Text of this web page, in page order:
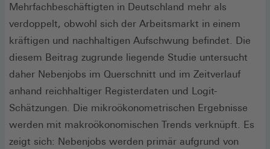
Mehrfachbeschäftigten in Deutschland mehr als
verdoppelt, obwohl sich der Arbeitsmarkt in einem
kräftigen und nachhaltigen Aufschwung befindet. Die
diesem Beitrag zugrunde liegende Studie untersucht
daher Nebenjobs im Querschnitt und im Zeitverlauf
anhand reichhaltiger Registerdaten und Logit-
Schätzungen. Die mikroökonometrischen Ergebnisse
werden mit makroökonomischen Trends verknüpft. Es
zeigt sich: Nebenjobs werden primär aufgrund von